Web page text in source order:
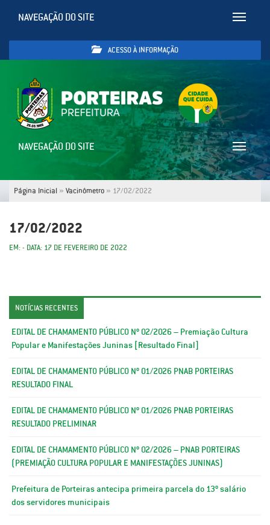
Toggle
NAVEGAÇÃO DO SITE
ACESSO À INFORMAÇÃO
Toggle
NAVEGAÇÃO DO SITE
Página Inicial » Vacinômetro » 17/02/2022
17/02/2022
EM: - DATA: 17 DE FEVEREIRO DE 2022
NOTÍCIAS RECENTES
EDITAL DE CHAMAMENTO PÚBLICO Nº 02/2026 – Premiação Cultura
Popular e Manifestações Juninas [Resultado Final]
EDITAL DE CHAMAMENTO PÚBLICO Nº 01/2026 PNAB PORTEIRAS
RESULTADO FINAL
EDITAL DE CHAMAMENTO PÚBLICO Nº 01/2026 PNAB PORTEIRAS
RESULTADO PRELIMINAR
EDITAL DE CHAMAMENTO PÚBLICO Nº 02/2026 – PNAB PORTEIRAS
(PREMIAÇÃO CULTURA POPULAR E MANIFESTAÇÕES JUNINAS)
Prefeitura de Porteiras antecipa primeira parcela do 13º salário
dos servidores municipais